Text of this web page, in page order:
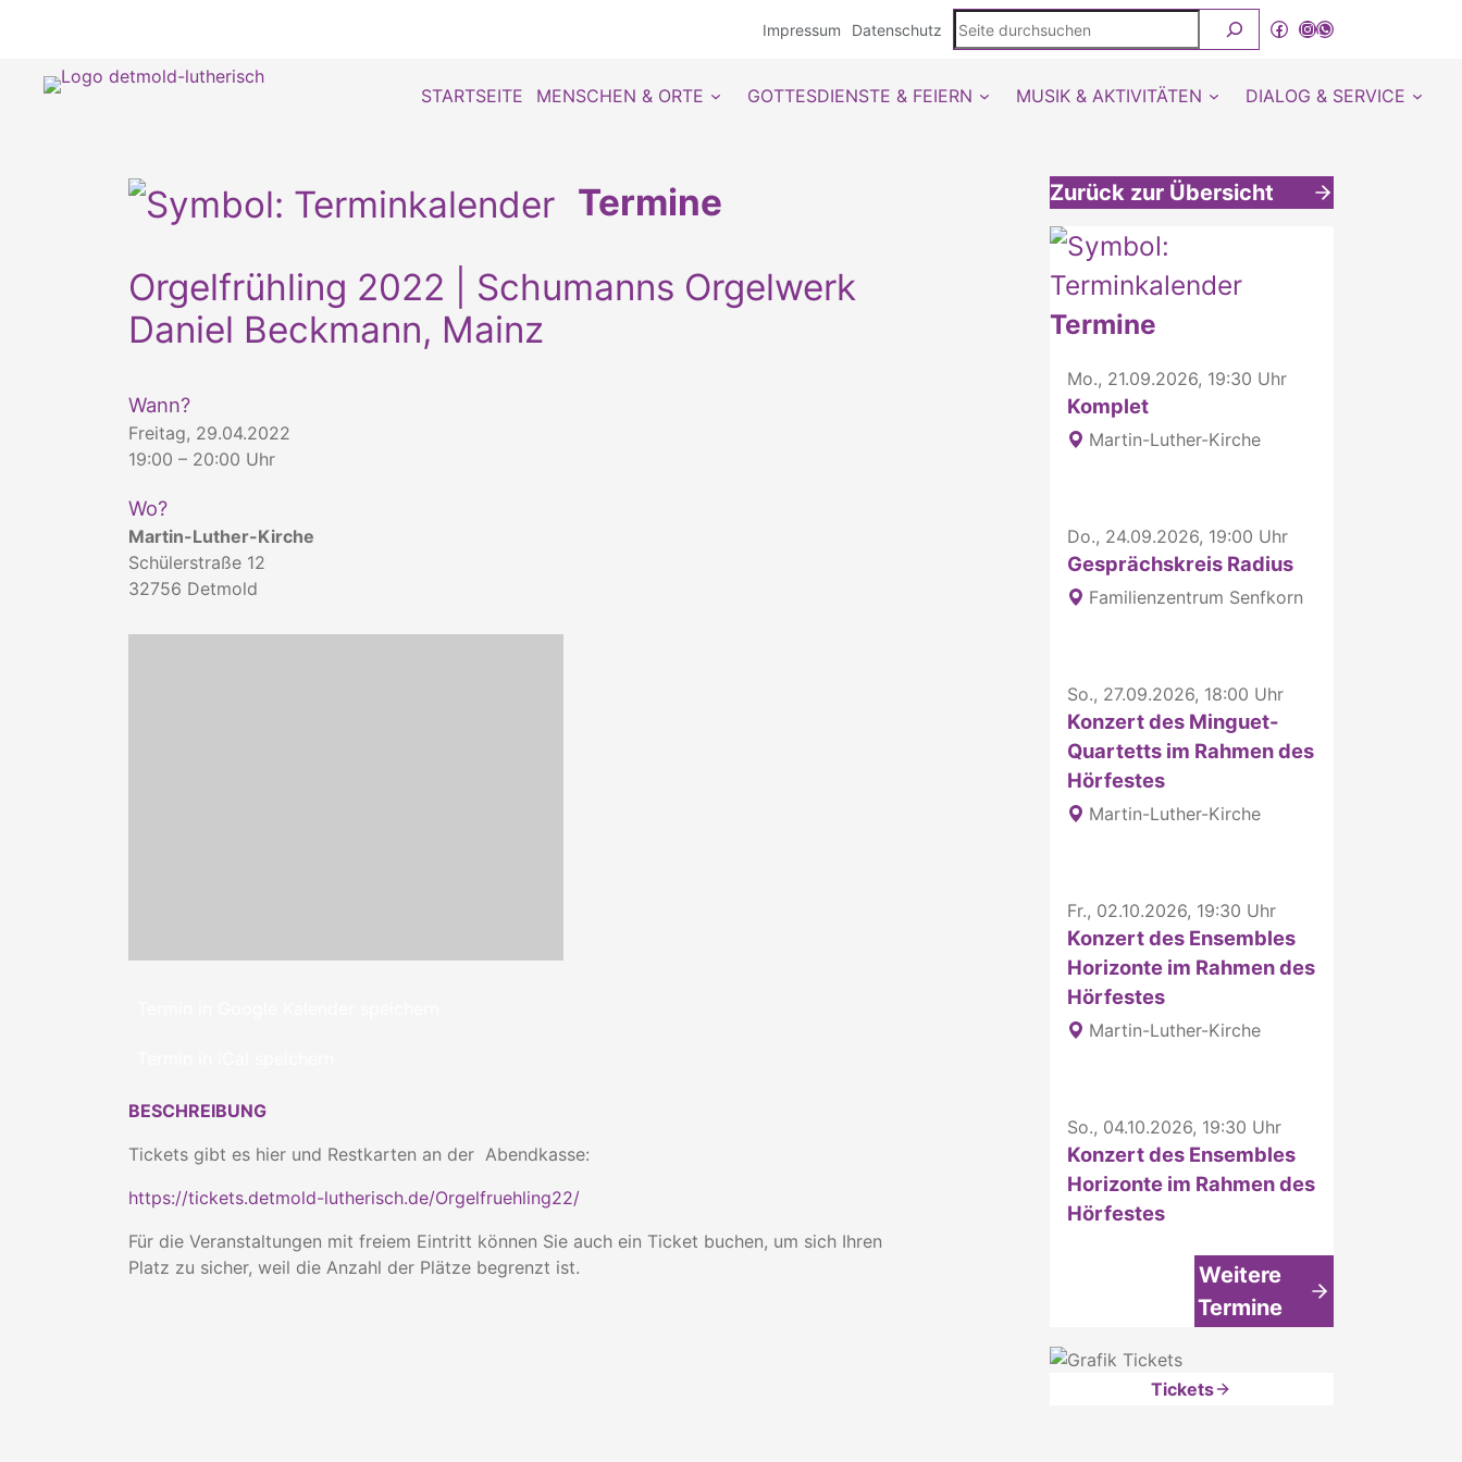
Impressum Datenschutz
Seite
durchsuchen
Facebook
Instagram
WhatsApp Kanal von detmold-lutherisch
STARTSEITE MENSCHEN & ORTE GOTTESDIENSTE & FEIERN MUSIK & AKTIVITÄTEN DIALOG & SERVICE
Termine
Orgelfrühling 2022 | Schumanns Orgelwerk
Daniel Beckmann, Mainz
Wann?
Freitag, 29.04.2022
19:00 – 20:00 Uhr
Wo?
Martin-Luther-Kirche
Schülerstraße 12
32756 Detmold
BESCHREIBUNG
Tickets gibt es hier und Restkarten an der Abendkasse:
https://tickets.detmold-lutherisch.de/Orgelfruehling22/
Für die Veranstaltungen mit freiem Eintritt können Sie auch ein Ticket buchen, um sich Ihren
Platz zu sicher, weil die Anzahl der Plätze begrenzt ist.
Zurück zur Übersicht
Weitere interessante Inhalte
Termine
Mo., 21.09.2026, 19:30 Uhr
Komplet
Martin-Luther-Kirche
Do., 24.09.2026, 19:00 Uhr
Gesprächskreis Radius
Familienzentrum Senfkorn
So., 27.09.2026, 18:00 Uhr
Konzert des Minguet-
Quartetts im Rahmen des
Hörfestes
Martin-Luther-Kirche
Fr., 02.10.2026, 19:30 Uhr
Konzert des Ensembles
Horizonte im Rahmen des
Hörfestes
Martin-Luther-Kirche
So., 04.10.2026, 19:30 Uhr
Konzert des Ensembles
Horizonte im Rahmen des
Hörfestes
Weitere
Termine
Tickets